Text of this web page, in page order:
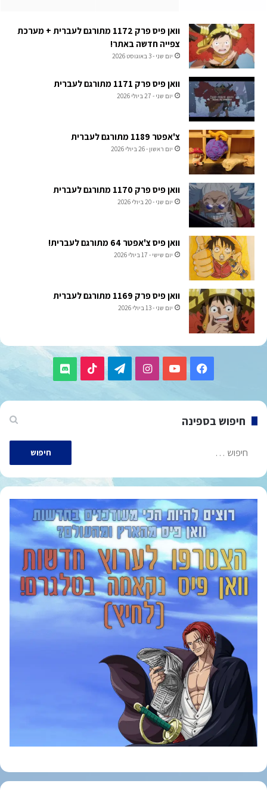
וואן פיס פרק 1172 מתורגם לעברית + מערכת
צפייה חדשה באתר!
יום שני - 3 באוגוסט 2026
וואן פיס פרק 1171 מתורגם לעברית
יום שני - 27 ביולי 2026
צ'אפטר 1189 מתורגם לעברית
יום ראשון - 26 ביולי 2026
וואן פיס פרק 1170 מתורגם לעברית
יום שני - 20 ביולי 2026
וואן פיס צ'אפטר 64 מתורגם לעברית!
יום שישי - 17 ביולי 2026
וואן פיס פרק 1169 מתורגם לעברית
יום שני - 13 ביולי 2026
Facebook
YouTube
Instagram
Telegram
TikTok
Discord
חיפוש בספינה
חיפוש: